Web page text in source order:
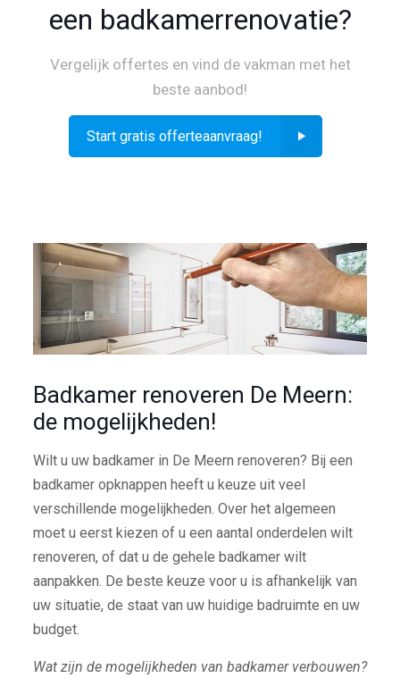
een badkamerrenovatie?
Vergelijk offertes en vind de vakman met het
beste aanbod!
Start gratis offerteaanvraag!
Badkamer renoveren De Meern:
de mogelijkheden!
Wilt u uw badkamer in De Meern renoveren? Bij een
badkamer opknappen heeft u keuze uit veel
verschillende mogelijkheden. Over het algemeen
moet u eerst kiezen of u een aantal onderdelen wilt
renoveren, of dat u de gehele badkamer wilt
aanpakken. De beste keuze voor u is afhankelijk van
uw situatie, de staat van uw huidige badruimte en uw
budget.
Wat zijn de mogelijkheden van badkamer verbouwen?